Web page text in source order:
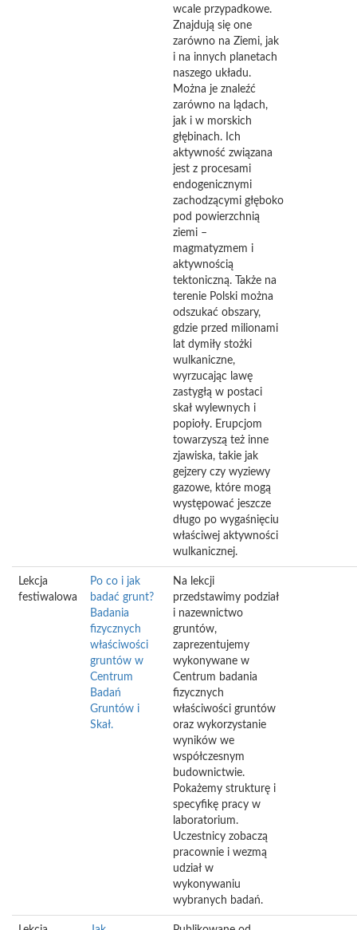
wcale przypadkowe.
Znajdują się one
zarówno na Ziemi, jak
i na innych planetach
naszego układu.
Można je znaleźć
zarówno na lądach,
jak i w morskich
głębinach. Ich
aktywność związana
jest z procesami
endogenicznymi
zachodzącymi głęboko
pod powierzchnią
ziemi –
magmatyzmem i
aktywnością
tektoniczną. Także na
terenie Polski można
odszukać obszary,
gdzie przed milionami
lat dymiły stożki
wulkaniczne,
wyrzucając lawę
zastygłą w postaci
skał wylewnych i
popioły. Erupcjom
towarzyszą też inne
zjawiska, takie jak
gejzery czy wyziewy
gazowe, które mogą
występować jeszcze
długo po wygaśnięciu
właściwej aktywności
wulkanicznej.
Lekcja
festiwalowa
Po co i jak
badać grunt?
Badania
fizycznych
właściwości
gruntów w
Centrum
Badań
Gruntów i
Skał.
Na lekcji
przedstawimy podział
i nazewnictwo
gruntów,
zaprezentujemy
wykonywane w
Centrum badania
fizycznych
właściwości gruntów
oraz wykorzystanie
wyników we
współczesnym
budownictwie.
Pokażemy strukturę i
specyfikę pracy w
laboratorium.
Uczestnicy zobaczą
pracownie i wezmą
udział w
wykonywaniu
wybranych badań.